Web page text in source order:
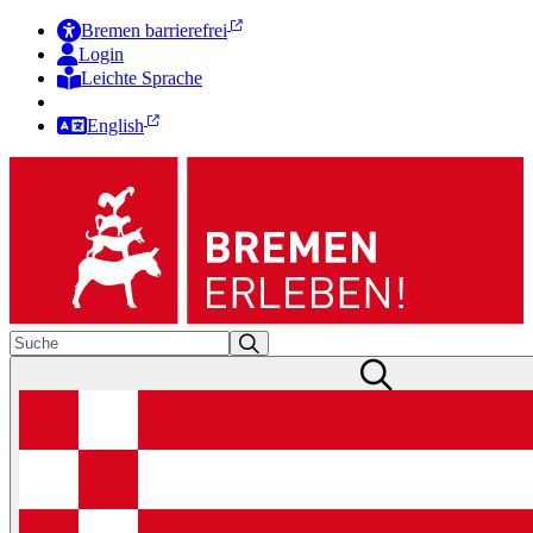
Bremen barrierefrei
Login
Leichte Sprache
English